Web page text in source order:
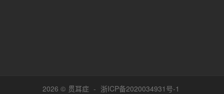
2026 © 贯耳症 - 浙ICP备2020034931号-1